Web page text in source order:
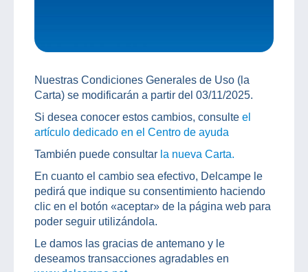
Nuestras Condiciones Generales de Uso (la
Carta) se modificarán a partir del 03/11/2025.
Si desea conocer estos cambios, consulte el
artículo dedicado en el Centro de ayuda
También puede consultar la nueva Carta.
En cuanto el cambio sea efectivo, Delcampe le
pedirá que indique su consentimiento haciendo
clic en el botón «aceptar» de la página web para
poder seguir utilizándola.
Le damos las gracias de antemano y le
deseamos transacciones agradables en